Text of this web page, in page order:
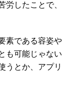
したことで、
素である容姿や
も可能じゃない
うとか、アプリ